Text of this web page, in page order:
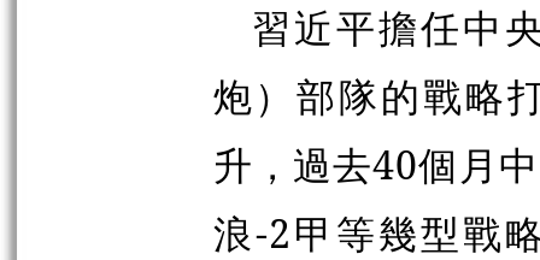
習近平擔任中
炮）部隊的戰略
升，過去40個月
浪-2甲等幾型戰